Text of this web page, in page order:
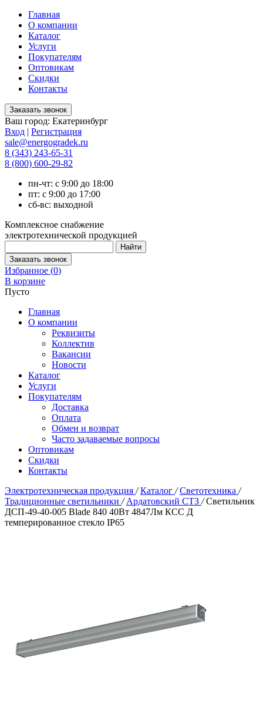
Главная
О компании
Каталог
Услуги
Покупателям
Оптовикам
Скидки
Контакты
Ваш город: Екатеринбург
Вход | Регистрация
sale@energogradek.ru
8 (343) 243-65-31
8 (800) 600-29-82
пн-чт: с 9:00 до 18:00
пт: с 9:00 до 17:00
сб-вс: выходной
Комплексное снабжение
электротехнической продукцией
Избранное (0)
В корзине
Пусто
Главная
О компании
Реквизиты
Коллектив
Вакансии
Новости
Каталог
Услуги
Покупателям
Доставка
Оплата
Обмен и возврат
Часто задаваемые вопросы
Оптовикам
Скидки
Контакты
Электротехническая продукция / Каталог / Светотехника /
Традиционные светильники / Ардатовский СТЗ / Светильник
ДСП-49-40-005 Blade 840 40Вт 4847Лм КСС Д
темперированное стекло IP65